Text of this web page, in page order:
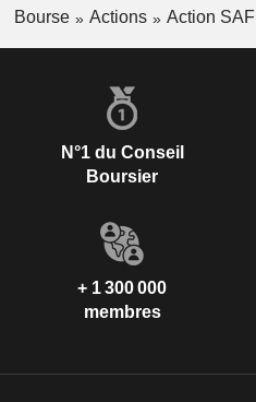
Bourse Actions Action SAF
N°1 du Conseil
Boursier
+ 1 300 000
membres